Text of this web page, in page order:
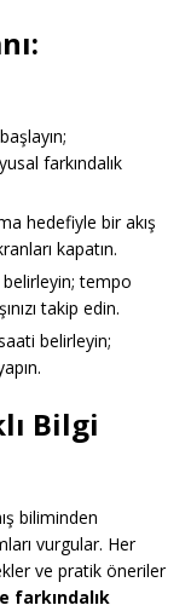
farkındalık
hedefiyle bir akış
kapatın.
tempo
takip edin.
belirleyin;
Bilgi
biliminden
vurgular. Her
ve pratik öneriler
farkındalık